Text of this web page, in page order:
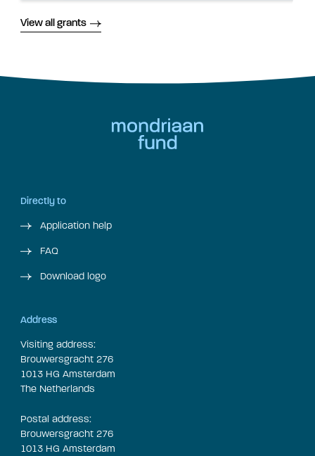
View all grants
Directly to
Application help
FAQ
Download logo
Address
Visiting address:
Brouwersgracht 276
1013 HG Amsterdam
The Netherlands
Postal address:
Brouwersgracht 276
1013 HG Amsterdam